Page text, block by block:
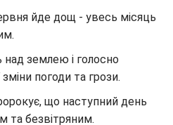
йде дощ - увесь місяць
над землею і голосно
погоди та грози.
що наступний день
та безвітряним.